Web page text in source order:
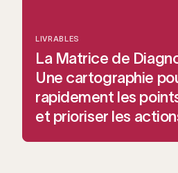
LIVRABLES
La Matrice de
Une cartographie
rapidement les
et prioriser les